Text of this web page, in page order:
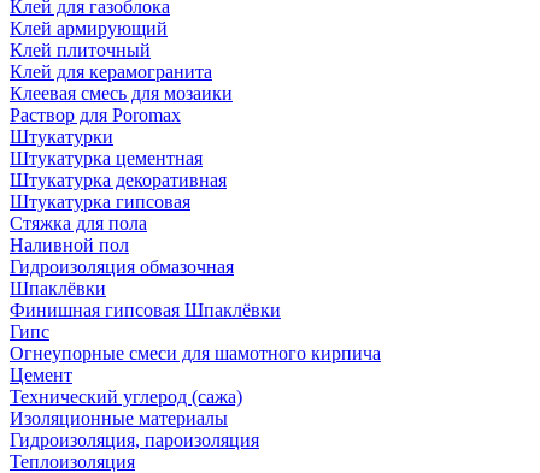
Клей для газоблока
Клей армирующий
Клей плиточный
Клей для керамогранита
Клеевая смесь для мозаики
Раствор для Poromax
Штукатурки
Штукатурка цементная
Штукатурка декоративная
Штукатурка гипсовая
Стяжка для пола
Наливной пол
Гидроизоляция обмазочная
Шпаклёвки
Финишная гипсовая Шпаклёвки
Гипс
Огнеупорные смеси для шамотного кирпича
Цемент
Технический углерод (сажа)
Изоляционные материалы
Гидроизоляция, пароизоляция
Теплоизоляция